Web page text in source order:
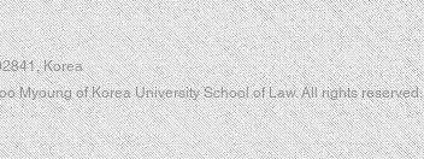
Korea
Myoung of Korea University School of Law. All rights reserved.